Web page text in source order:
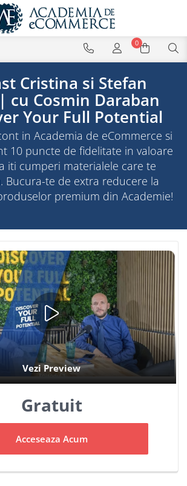
0
Cristina si Stefan
cu Cosmin Daraban
Your Full Potential
in Academia de eCommerce si
10 puncte de fidelitate in valoare
iti cumperi materialele care te
Bucura-te de extra reducere la
premium din Academie!
Gratuit
Acceseaza Acum